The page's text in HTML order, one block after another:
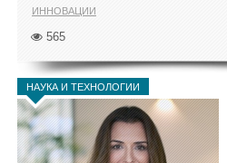
ИННОВАЦИИ
565
НАУКА И ТЕХНОЛОГИИ